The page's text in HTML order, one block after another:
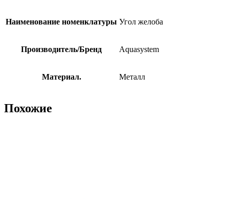
Наименование номенклатуры Угол желоба
Производитель/Бренд Aquasystem
Материал. Металл
Похожие